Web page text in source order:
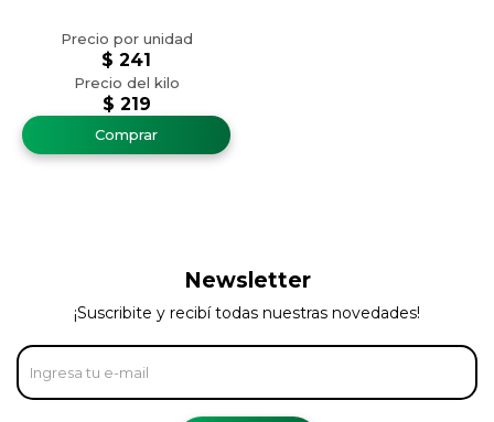
$ 219
$ 241
Newsletter
¡Suscribite y recibí todas nuestras novedades!